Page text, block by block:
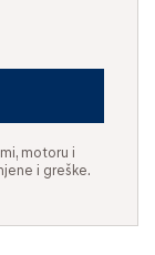
motoru i
i greške.